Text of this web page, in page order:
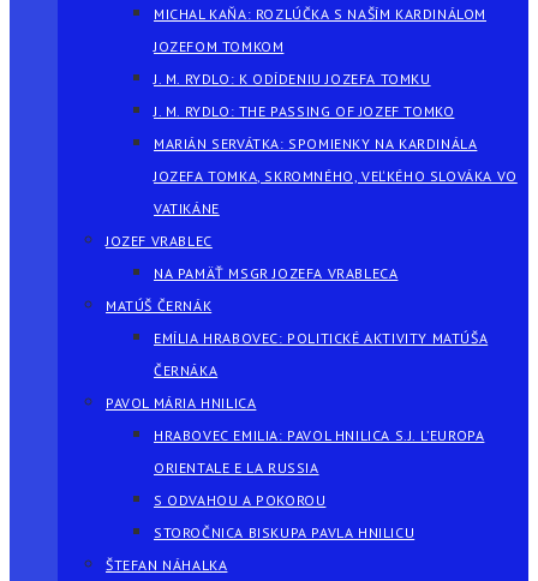
MICHAL KAŇA: ROZLÚČKA S NAŠÍM KARDINÁLOM
JOZEFOM TOMKOM
J. M. RYDLO: K ODÍDENIU JOZEFA TOMKU
J. M. RYDLO: THE PASSING OF JOZEF TOMKO
MARIÁN SERVÁTKA: SPOMIENKY NA KARDINÁLA
JOZEFA TOMKA, SKROMNÉHO, VEĽKÉHO SLOVÁKA VO
VATIKÁNE
JOZEF VRABLEC
NA PAMÄŤ MSGR JOZEFA VRABLECA
MATÚŠ ČERNÁK
EMÍLIA HRABOVEC: POLITICKÉ AKTIVITY MATÚŠA
ČERNÁKA
PAVOL MÁRIA HNILICA
HRABOVEC EMILIA: PAVOL HNILICA S.J. L’EUROPA
ORIENTALE E LA RUSSIA
S ODVAHOU A POKOROU
STOROČNICA BISKUPA PAVLA HNILICU
ŠTEFAN NÁHALKA